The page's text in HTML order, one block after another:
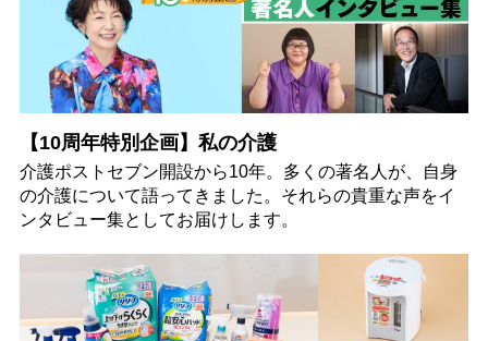
【10周年特別企画】私の介護
介護ポストセブン開設から10年。多くの著名人が、自身
の介護について語ってきました。それらの貴重な声をイ
ンタビュー集としてお届けします。